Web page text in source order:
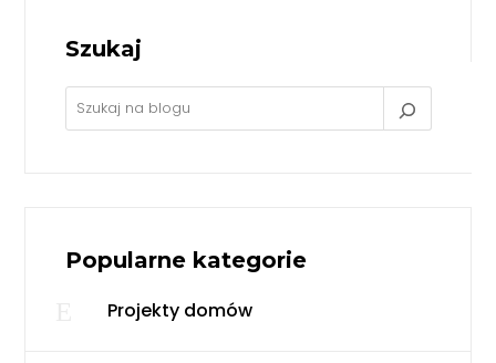
Szukaj
Popularne kategorie
Projekty domów